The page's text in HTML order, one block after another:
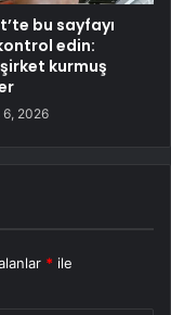
bu sayfayı
edin:
şirket kurmuş
6, 2026
* ile